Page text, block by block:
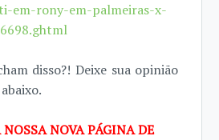
em-rony-em-palmeiras-x-
disso?! Deixe sua opinião
NOVA PÁGINA DE